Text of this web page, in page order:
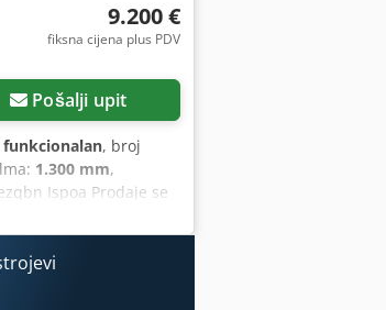
9.200 €
fiksna cijena plus PDV
Pošalji upit
, broj
1.300 mm,
Ispoa Prodaje se
u vrlo
rolama na uže trake:
oblaganjem,
2009. Maksimalna